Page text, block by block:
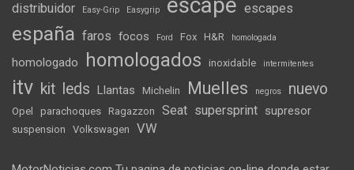
distribuidor Easy-Grip Easygrip escapes
españa faros focos Ford Fox H&R homologada
homologado homologados inoxidable intermitentes
itv kit leds Llantas Michelin Muelles negros nuevo
Opel parachoques Ragazzon Seat supersprint supresor
suspension Volkswagen VW